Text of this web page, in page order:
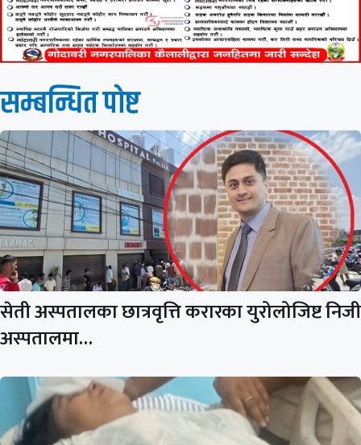
सम्बन्धित पाेष्ट
सेती अस्पतालका छात्रवृत्ति करारका युरोलोजिष्ट निजी
अस्पतालमा…